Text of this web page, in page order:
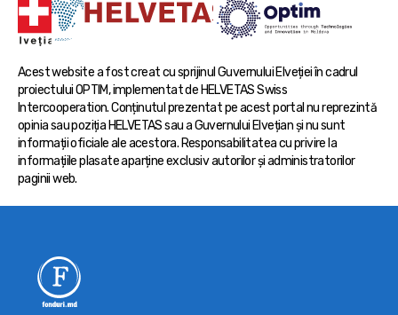
Acest website a fost creat cu sprijinul Guvernului Elveției în cadrul
proiectului OPTIM, implementat de HELVETAS Swiss
Intercooperation. Conținutul prezentat pe acest portal nu reprezintă
opinia sau poziția HELVETAS sau a Guvernului Elvețian și nu sunt
informații oficiale ale acestora. Responsabilitatea cu privire la
informațiile plasate aparține exclusiv autorilor și administratorilor
paginii web.